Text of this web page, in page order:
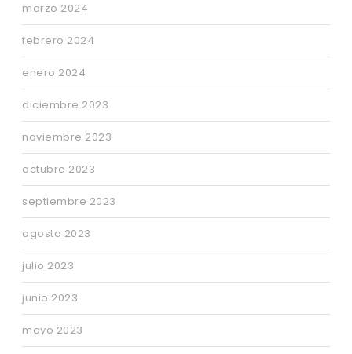
marzo 2024
febrero 2024
enero 2024
diciembre 2023
noviembre 2023
octubre 2023
septiembre 2023
agosto 2023
julio 2023
junio 2023
mayo 2023